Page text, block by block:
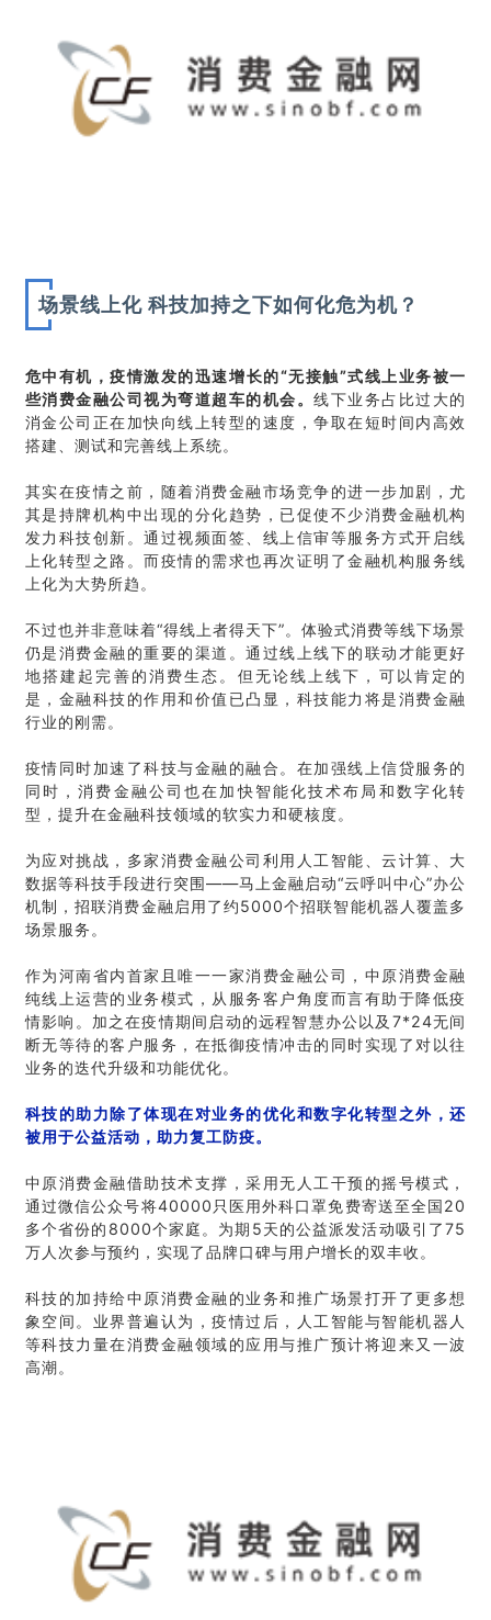
场景线上化 科技加持之下如何化危为机？
危中有机，疫情激发的迅速增长的“无接触”式线上业务被一
些消费金融公司视为弯道超车的机会。线下业务占比过大的
消金公司正在加快向线上转型的速度，争取在短时间内高效
搭建、测试和完善线上系统。
其实在疫情之前，随着消费金融市场竞争的进一步加剧，尤
其是持牌机构中出现的分化趋势，已促使不少消费金融机构
发力科技创新。通过视频面签、线上信审等服务方式开启线
上化转型之路。而疫情的需求也再次证明了金融机构服务线
上化为大势所趋。
不过也并非意味着“得线上者得天下”。体验式消费等线下场景
仍是消费金融的重要的渠道。通过线上线下的联动才能更好
地搭建起完善的消费生态。但无论线上线下，可以肯定的
是，金融科技的作用和价值已凸显，科技能力将是消费金融
行业的刚需。
疫情同时加速了科技与金融的融合。在加强线上信贷服务的
同时，消费金融公司也在加快智能化技术布局和数字化转
型，提升在金融科技领域的软实力和硬核度。
为应对挑战，多家消费金融公司利用人工智能、云计算、大
数据等科技手段进行突围——马上金融启动“云呼叫中心”办公
机制，招联消费金融启用了约5000个招联智能机器人覆盖多
场景服务。
作为河南省内首家且唯一一家消费金融公司，中原消费金融
纯线上运营的业务模式，从服务客户角度而言有助于降低疫
情影响。加之在疫情期间启动的远程智慧办公以及7*24无间
断无等待的客户服务，在抵御疫情冲击的同时实现了对以往
业务的迭代升级和功能优化。
科技的助力除了体现在对业务的优化和数字化转型之外，还
被用于公益活动，助力复工防疫。
中原消费金融借助技术支撑，采用无人工干预的摇号模式，
通过微信公众号将40000只医用外科口罩免费寄送至全国20
多个省份的8000个家庭。为期5天的公益派发活动吸引了75
万人次参与预约，实现了品牌口碑与用户增长的双丰收。
科技的加持给中原消费金融的业务和推广场景打开了更多想
象空间。业界普遍认为，疫情过后，人工智能与智能机器人
等科技力量在消费金融领域的应用与推广预计将迎来又一波
高潮。